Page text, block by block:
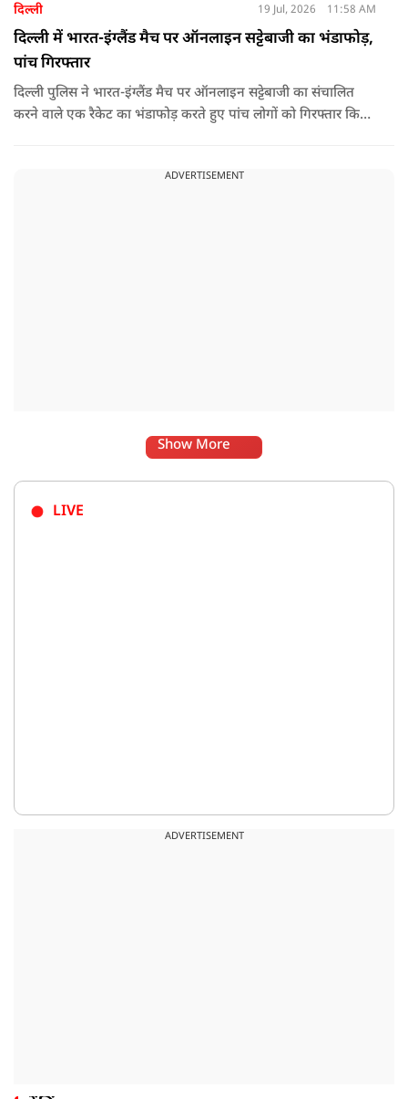
दिल्ली 19 Jul, 2026 11:58 AM
दिल्ली में भारत-इंग्लैंड मैच पर ऑनलाइन सट्टेबाजी का भंडाफोड़,
पांच गिरफ्तार
दिल्ली पुलिस ने भारत-इंग्लैंड मैच पर ऑनलाइन सट्टेबाजी का संचालित
करने वाले एक रैकेट का भंडाफोड़ करते हुए पांच लोगों को गिरफ्तार किया
ADVERTISEMENT
Show More
LIVE
ADVERTISEMENT